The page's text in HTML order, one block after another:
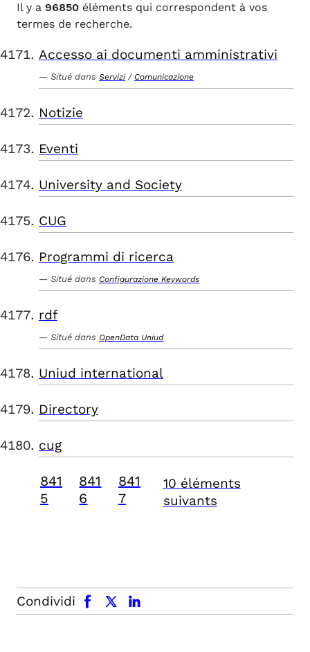
Il y a 96850 éléments qui correspondent à vos
termes de recherche.
Accesso ai documenti amministrativi
Situé dans Servizi / Comunicazione
Notizie
Eventi
University and Society
CUG
Programmi di ricerca
Situé dans Configurazione Keywords
rdf
Situé dans OpenData Uniud
Uniud international
Directory
cug
841
5
841
6
841
7
10 éléments
suivants
Condividi
facebook x.com linkedin